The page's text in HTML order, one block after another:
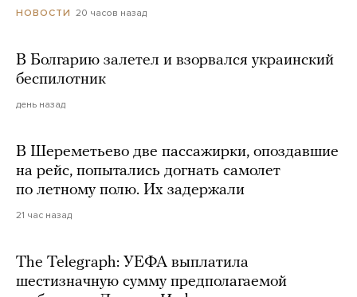
НОВОСТИ 20 часов назад
В Болгарию залетел и взорвался украинский
беспилотник
день назад
В Шереметьево две пассажирки, опоздавшие
на рейс, попытались догнать самолет
по летному полю. Их задержали
21 час назад
The Telegraph: УЕФА выплатила
шестизначную сумму предполагаемой